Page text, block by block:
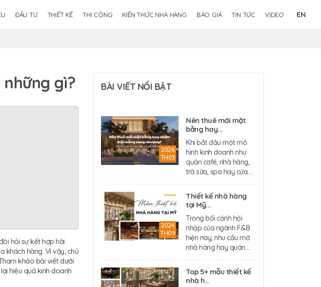
ĐẦU TƯ THIẾT KẾ THI CÔNG KIẾN THỨC NHÀ HÀNG BÁO GIÁ TIN TỨC VIDEO EN
gì?
hỏi sự kết hợp hài
khách hàng. Vì vậy, chủ
khảo bài viết dưới
hiệu quả kinh doanh
BÀI VIẾT NỔI BẬT
2026
TH03
Nên thuê mới mặt
bằng hay...
Khi bắt đầu một mô
hình kinh doanh như
quán café, nhà hàng,
trà sữa, spa hay cửa....
2024
TH09
Thiết kế nhà hàng
tại Mỹ...
Trong bối cảnh hội
nhập của ngành F&B
hiện nay, nhu cầu mở
nhà hàng hay quán....
Top 5+ mẫu thiết kế
nhà h...